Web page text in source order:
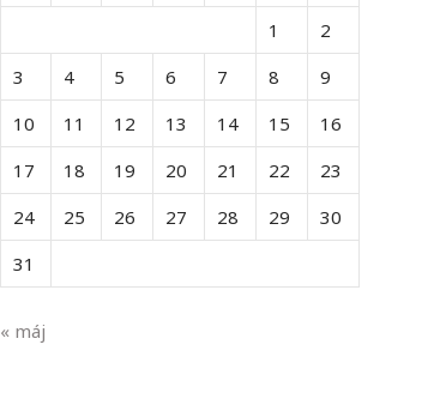
1
2
3
4 5 6 7 8
9
10
11 12 13 14 15
16
17
18 19 20 21 22
23
24
25 26 27 28 29
30
31
« máj